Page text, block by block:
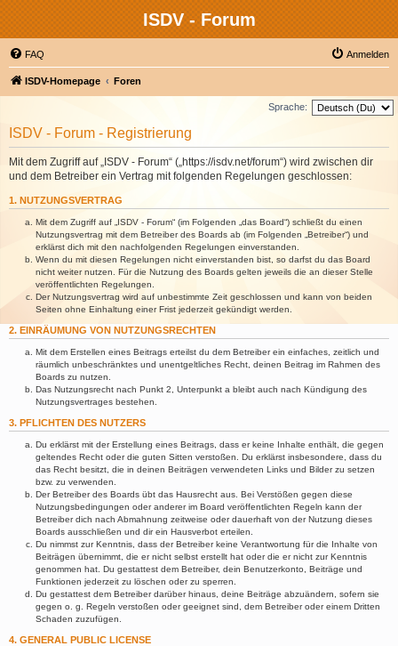
ISDV - Forum
FAQ Anmelden
ISDV-Homepage Foren
Sprache:
ISDV - Forum - Registrierung
Mit dem Zugriff auf „ISDV - Forum“ („https://isdv.net/forum“) wird zwischen dir
und dem Betreiber ein Vertrag mit folgenden Regelungen geschlossen:
1. NUTZUNGSVERTRAG
Mit dem Zugriff auf „ISDV - Forum“ (im Folgenden „das Board“) schließt du einen
Nutzungsvertrag mit dem Betreiber des Boards ab (im Folgenden „Betreiber“) und
erklärst dich mit den nachfolgenden Regelungen einverstanden.
Wenn du mit diesen Regelungen nicht einverstanden bist, so darfst du das Board
nicht weiter nutzen. Für die Nutzung des Boards gelten jeweils die an dieser Stelle
veröffentlichten Regelungen.
Der Nutzungsvertrag wird auf unbestimmte Zeit geschlossen und kann von beiden
Seiten ohne Einhaltung einer Frist jederzeit gekündigt werden.
2. EINRÄUMUNG VON NUTZUNGSRECHTEN
Mit dem Erstellen eines Beitrags erteilst du dem Betreiber ein einfaches, zeitlich und
räumlich unbeschränktes und unentgeltliches Recht, deinen Beitrag im Rahmen des
Boards zu nutzen.
Das Nutzungsrecht nach Punkt 2, Unterpunkt a bleibt auch nach Kündigung des
Nutzungsvertrages bestehen.
3. PFLICHTEN DES NUTZERS
Du erklärst mit der Erstellung eines Beitrags, dass er keine Inhalte enthält, die gegen
geltendes Recht oder die guten Sitten verstoßen. Du erklärst insbesondere, dass du
das Recht besitzt, die in deinen Beiträgen verwendeten Links und Bilder zu setzen
bzw. zu verwenden.
Der Betreiber des Boards übt das Hausrecht aus. Bei Verstößen gegen diese
Nutzungsbedingungen oder anderer im Board veröffentlichten Regeln kann der
Betreiber dich nach Abmahnung zeitweise oder dauerhaft von der Nutzung dieses
Boards ausschließen und dir ein Hausverbot erteilen.
Du nimmst zur Kenntnis, dass der Betreiber keine Verantwortung für die Inhalte von
Beiträgen übernimmt, die er nicht selbst erstellt hat oder die er nicht zur Kenntnis
genommen hat. Du gestattest dem Betreiber, dein Benutzerkonto, Beiträge und
Funktionen jederzeit zu löschen oder zu sperren.
Du gestattest dem Betreiber darüber hinaus, deine Beiträge abzuändern, sofern sie
gegen o. g. Regeln verstoßen oder geeignet sind, dem Betreiber oder einem Dritten
Schaden zuzufügen.
4. GENERAL PUBLIC LICENSE